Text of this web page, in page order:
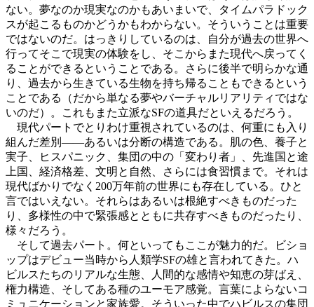
ない。夢なのか現実なのかもあいまいで、タイムパラドック
スが起こるものかどうかもわからない。そういうことは重要
ではないのだ。はっきりしているのは、自分が過去の世界へ
行ってそこで現実の体験をし、そこからまた現代へ戻ってく
ることができるということである。さらに後半で明らかな通
り、過去から生きている生物を持ち帰ることもできるという
ことである（だから単なる夢やバーチャルリアリティではな
いのだ）。これもまた立派なSFの道具だといえるだろう。
現代パートでとりわけ重視されているのは、何重にも入り
組んだ差別――あるいは分断の構造である。肌の色、養子と
実子、ヒスパニック、集団の中の「変わり者」、先進国と途
上国、経済格差、文明と自然、さらには食習慣まで。それは
現代ばかりでなく200万年前の世界にも存在している。ひと
言ではいえない。それらはあるいは根絶すべきものだった
り、多様性の中で緊張感とともに共存すべきものだったり、
様々だろう。
そして過去パート。何といってもここが魅力的だ。ビショ
ップはデビュー当時から人類学SFの雄と言われてきた。ハ
ビルスたちのリアルな生態、人間的な感情や知恵の芽ばえ、
権力構造、そしてある種のユーモア感覚。言葉によらないコ
ミュニケーションと家族愛。そういった中でハビルスの集団